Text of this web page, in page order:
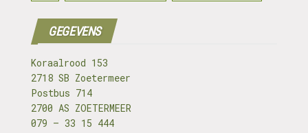
GEGEVENS
Koraalrood 153
2718 SB Zoetermeer
Postbus 714
2700 AS ZOETERMEER
079 – 33 15 444